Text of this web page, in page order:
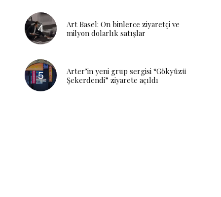
Art Basel: On binlerce ziyaretçi ve
milyon dolarlık satışlar
Arter’in yeni grup sergisi “Gökyüzü
Şekerdendi” ziyarete açıldı